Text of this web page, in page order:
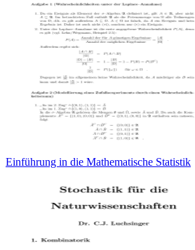
Einführung in die Mathematische Statistik